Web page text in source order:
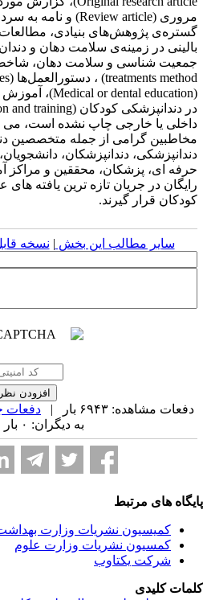
(
Review article) و نامه به
پژوهش‌های بنیادی، مطالعات
در زمینه‌ی سلامت دهان و
شناسی و سلامت دهان،
treatments) ، دستورالعمل‌ها (
(Medical or dental، آموزش
دندانپزشکی کودکان (and training
یا خارجی چاپ نشده است، می
گرامی از جمله متخصصین
دندانپزشکان،
ای، پزشکان، محققین و مراکز
در جریان تازه ترین یافته های
قرار گیرند.
سایر مطالب این بخش | نسخه
دفعات مشاهده: ۶۹۴۳ بار | دفعات چاپ:
به دیگران: ۰ بار |
های مرتبط
کمیسیون نشریات وزارت بهداشت
کمسیون نشریات وزارت علوم
شرکت یکتاوب
کلیدی